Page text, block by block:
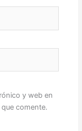
y web en
comente.